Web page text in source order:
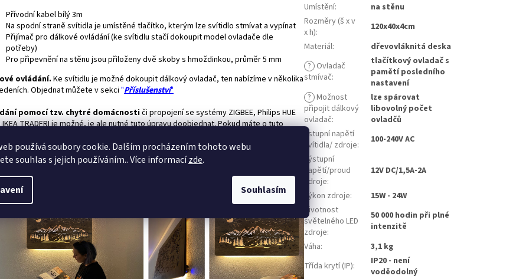
používá soubory cookie. Dalším procházením tohoto webu
souhlas s jejich používáním.. Více informacízde.
Souhlasím
Přívodní kabel bílý 3m
Na spodní straně svítidla je umístěné tlačítko, kterým lze svítidlo stmívat a vypínat
Přijímač pro dálkové ovládání (ke svítidlu stačí dokoupit model ovladače dle
potřeby)
Pro připevnění na stěnu jsou přiloženy dvě skoby s hmoždinkou, průměr 5 mm
ovládání.Ke svítidlu je možné dokoupit dálkový ovladač, ten nabízíme v několika
Objednat můžete v sekci "Příslušenství"
pomocí tzv. chytré domácnostiči propojení se systémy ZIGBEE, Philips HUE
TRADFRI je možné, je ale nutné tuto úpravu doobjednat. Pokud máte o tuto
světlo:Ke svítidlu si můžete zakoupit výkonné přídavné
si například číst. Součástí přídavného světla je dotykový ovladač, ten je umístěný
svítidla. Ovládání přídavného světla je nezávislé na podsvícení obrazu a je
stmívatelné.
Umístění:
na stěnu
Rozměry (š x v
x h):
120x40x4cm
Materiál:
dřevovláknitá deska
? Ovladač
stmívač:
tlačítkový ovladač s
pamětí posledního
nastavení
? Možnost
připojit dálkový
ovladač:
lze spárovat
libovolný počet
ovladčů
Vstupní napětí
svítidla/ zdroje:
100-240V AC
Výstupní
napětí/proud
zdroje:
12V DC/1,5A-2A
Výkon zdroje:
15W - 24W
Životnost
světelného LED
zdroje:
50 000 hodin při plné
intenzitě
Váha:
3,1 kg
Třída krytí (IP):
IP20 - není
voděodolný